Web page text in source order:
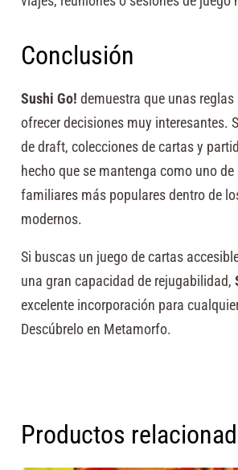
Conclusión
Sushi Go! demuestra que unas
ofrecer decisiones muy interesantes.
de draft, colecciones de cartas y
hecho que se mantenga como uno
familiares más populares dentro de
modernos.
Si buscas un juego de cartas
una gran capacidad de rejugabilidad,
excelente incorporación para
Descúbrelo en Metamorfo.
Productos